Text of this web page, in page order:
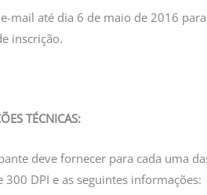
mail até dia 6 de maio de 2016 para
inscrição.
TÉCNICAS:
deve fornecer para cada uma
300 DPI e as seguintes informações: